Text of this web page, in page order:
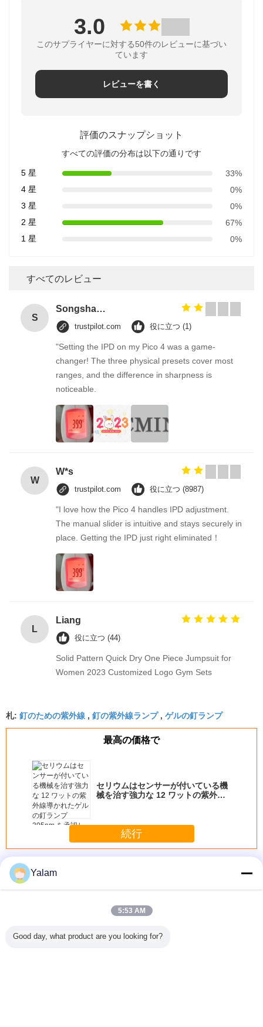
3.0
このサプライヤーに対する50件のレビューに基づい
ています
レビューを書く
評価のスナップショット
すべての評価の分布は以下の通りです
5 星
33%
4 星
0%
3 星
0%
2 星
67%
1 星
0%
すべてのレビュー
S
Songshang
trustpilot.com 役に立つ (1)
"Setting the IPD on my Pico 4 was a game-
changer! The three physical presets cover most
ranges, and the difference in sharpness is
noticeable.
W
W*s
trustpilot.com 役に立つ (8987)
"I love how the Pico 4 handles IPD adjustment.
The manual slider is intuitive and stays securely in
place. Getting the IPD just right eliminated！
L
Liang
役に立つ (44)
Solid Pattern Quick Dry One Piece Jumpsuit for
Women 2023 Customized Logo Gym Sets
札: 釘のための紫外線 , 釘の紫外線ランプ, ゲルの釘ランプ
最高の価格で
セリウムはセンサーが付いている機
械を治す強力な 12 ワットの紫外線
続行
多く釘の紫外線ランプ
LED
ンプ
120 秒 4 を使用し
てタイマー 36 w
2.7M-3.9M 99%カ
ーボン磯釣りの棒
Yalam
5:53 AM
Good day, what product are you looking for?